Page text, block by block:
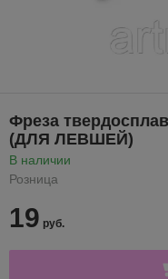
Фреза
(ДЛЯ ЛЕВШЕЙ)
В наличии
Розница
19 руб.